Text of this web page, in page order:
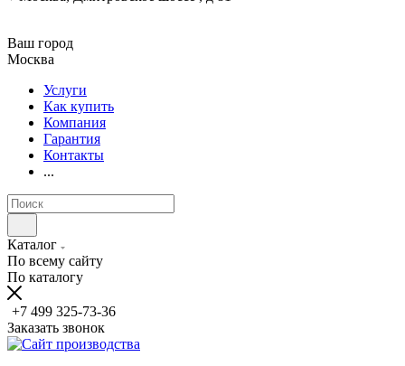
Ваш город
Москва
Услуги
Как купить
Компания
Гарантия
Контакты
...
Каталог
По всему сайту
По каталогу
+7 499 325-73-36
Заказать звонок